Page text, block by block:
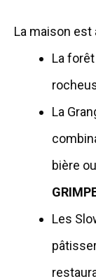
La maison est
La
La
bière
Les